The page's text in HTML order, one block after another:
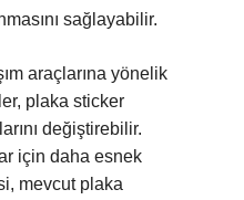
sağlayabilir.
araçlarına yönelik
plaka sticker
değiştirebilir.
için daha esnek
mevcut plaka